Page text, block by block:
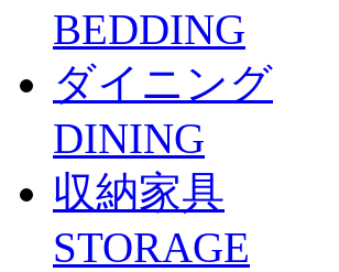
BEDDING
ダイニング
DINING
収納家具
STORAGE